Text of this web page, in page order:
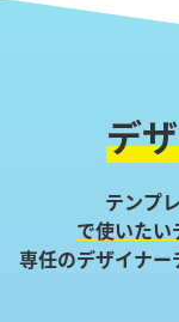
デ
テンプ
で使いた
専任のデザイナ